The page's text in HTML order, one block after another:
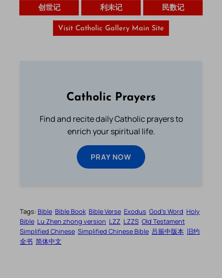
创世记 利未记 民数记
Visit Catholic Gallery Main Site
Catholic Prayers
Find and recite daily Catholic prayers to
enrich your spiritual life.
PRAY NOW
Tags: Bible Bible Book Bible Verse Exodus God’s Word Holy
Bible Lu Zhen zhong version LZZ LZZS Old Testament
Simplified Chinese Simplified Chinese Bible 吕振中版本 旧约
全书 简体中文